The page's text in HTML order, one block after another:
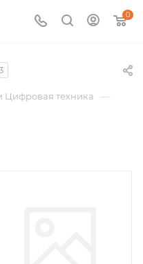
0
Цифровая техника —